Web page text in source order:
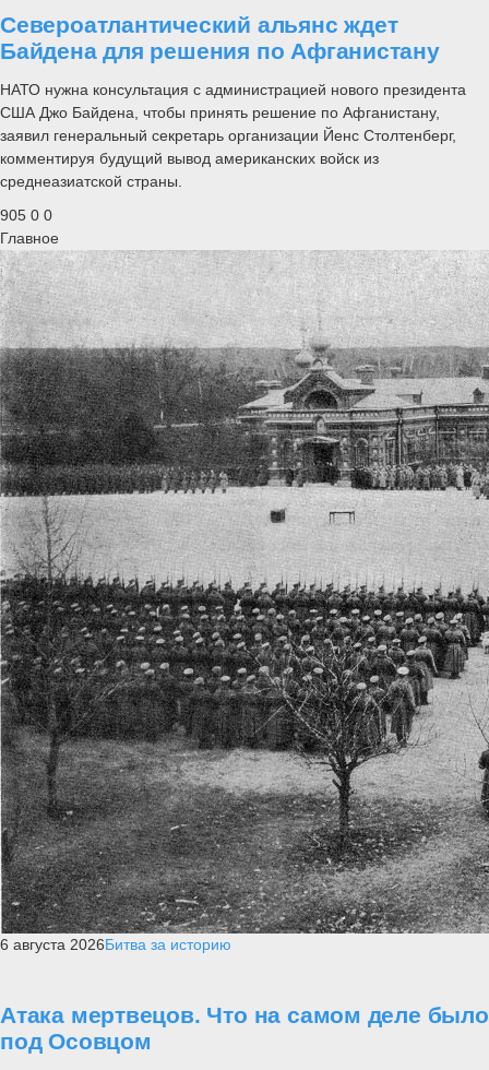
Североатлантический альянс ждет
Байдена для решения по Афганистану
НАТО нужна консультация с администрацией нового президента
США Джо Байдена, чтобы принять решение по Афганистану,
заявил генеральный секретарь организации Йенс Столтенберг,
комментируя будущий вывод американских войск из
среднеазиатской страны.
905 0 0
Главное
6 августа 2026Битва за историю
Атака мертвецов. Что на самом деле было
под Осовцом